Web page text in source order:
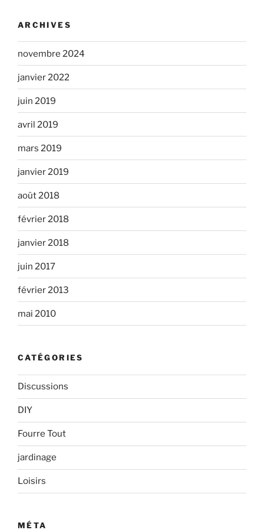
ARCHIVES
novembre 2024
janvier 2022
juin 2019
avril 2019
mars 2019
janvier 2019
août 2018
février 2018
janvier 2018
juin 2017
février 2013
mai 2010
CATÉGORIES
Discussions
DIY
Fourre Tout
jardinage
Loisirs
MÉTA